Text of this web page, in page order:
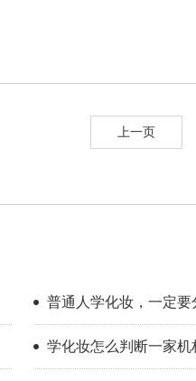
普通人学化妆，一定要
你的学习目标
学化妆怎么判断一家机
学靠不靠谱？
上一页